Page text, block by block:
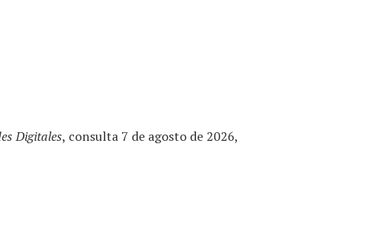
Digitales, consulta 7 de agosto de 2026,